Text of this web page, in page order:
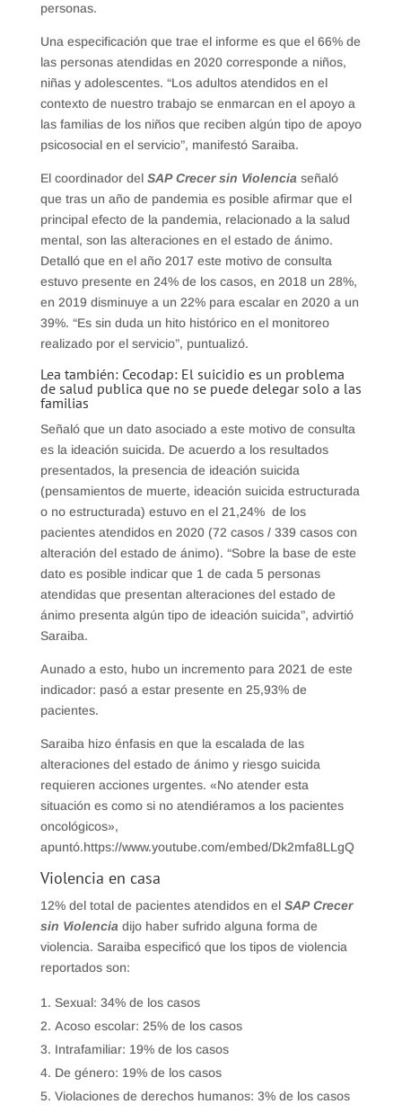
personas.
Una especificación que trae el informe es que el 66% de
las personas atendidas en 2020 corresponde a niños,
niñas y adolescentes. “Los adultos atendidos en el
contexto de nuestro trabajo se enmarcan en el apoyo a
las familias de los niños que reciben algún tipo de apoyo
psicosocial en el servicio”, manifestó Saraiba.
El coordinador del SAP Crecer sin Violenciaseñaló
que tras un año de pandemia es posible afirmar que el
principal efecto de la pandemia, relacionado a la salud
mental, son las alteraciones en el estado de ánimo.
Detalló que en el año 2017 este motivo de consulta
estuvo presente en 24% de los casos, en 2018 un 28%,
en 2019 disminuye a un 22% para escalar en 2020 a un
39%. “Es sin duda un hito histórico en el monitoreo
realizado por el servicio”, puntualizó.
Lea también: Cecodap: El suicidio es un problema
de salud publica que no se puede delegar solo a las
familias
Señaló que un dato asociado a este motivo de consulta
es la ideación suicida. De acuerdo a los resultados
presentados, la presencia de ideación suicida
(pensamientos de muerte, ideación suicida estructurada
o no estructurada) estuvo en el 21,24% de los
pacientes atendidos en 2020 (72 casos / 339 casos con
alteración del estado de ánimo). “Sobre la base de este
dato es posible indicar que 1 de cada 5 personas
atendidas que presentan alteraciones del estado de
ánimo presenta algún tipo de ideación suicida”, advirtió
Saraiba.
Aunado a esto, hubo un incremento para 2021 de este
indicador: pasó a estar presente en 25,93% de
pacientes.
Saraiba hizo énfasis en que la escalada de las
alteraciones del estado de ánimo y riesgo suicida
requieren acciones urgentes. «No atender esta
situación es como si no atendiéramos a los pacientes
oncológicos»,
apuntó.https://www.youtube.com/embed/Dk2mfa8LLgQ
Violencia en casa
12% del total de pacientes atendidos en el SAP Crecer
sin Violenciadijo haber sufrido alguna forma de
violencia. Saraiba especificó que los tipos de violencia
reportados son:
Sexual: 34% de los casos
Acoso escolar: 25% de los casos
Intrafamiliar: 19% de los casos
De género: 19% de los casos
Violaciones de derechos humanos: 3% de los casos